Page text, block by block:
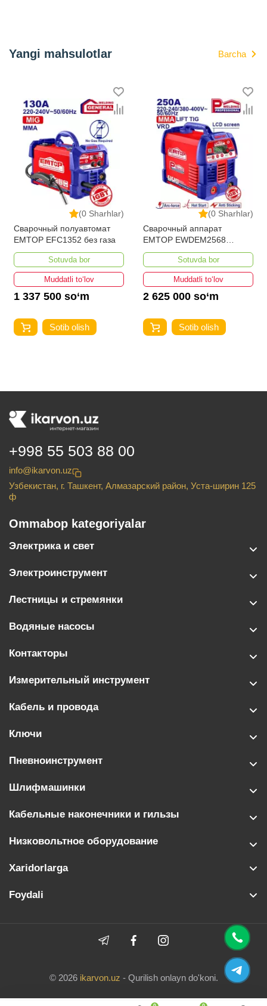
Yangi mahsulotlar Barcha
(0 Sharhlar)
Сварочный полуавтомат
EMTOP EFC1352 без газа
Sotuvda bor
Muddatli to‘lov
1 337 500 so‘m
Sotib olish
(0 Sharhlar)
Сварочный аппарат
EMTOP EWDEM2568
MMA/TIG Lift
Sotuvda bor
Muddatli to‘lov
2 625 000 so‘m
Sotib olish
+998 55 503 88 00
info@ikarvon.uz
Узбекистан, г. Ташкент, Алмазарский район, Уста-ширин 125
ф
Ommabop kategoriyalar
Электрика и свет
Электроинструмент
Лестницы и стремянки
Водяные насосы
Контакторы
Измерительный инструмент
Кабель и провода
Ключи
Пневноинструмент
Шлифмашинки
Кабельные наконечники и гильзы
Низковольтное оборудование
Xaridorlarga
Foydali
© 2026 ikarvon.uz - Qurilish onlayn do'koni.